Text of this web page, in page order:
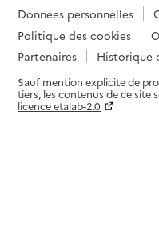
Données personnelles
Politique des cookies
Partenaires
Historique
Sauf mention explicite de
tiers, les contenus de ce site
licence etalab-2.0